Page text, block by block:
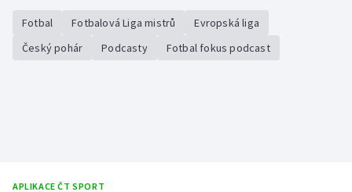
Parasport
Fotbal Fotbalová Liga mistrů
Evropská liga
Český pohár
Podcasty Fotbal fokus podcast
APLIKACE ČT SPORT